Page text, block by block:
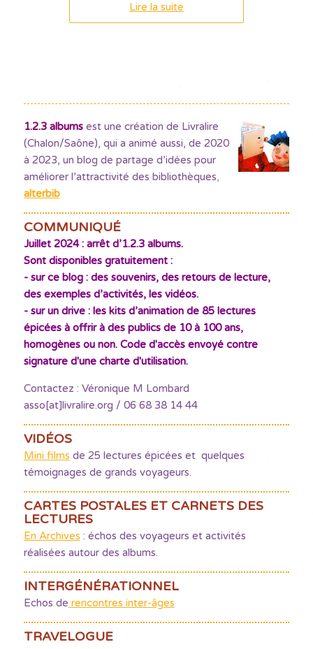
Lire la suite
1.2.3 albumsest une création de Livralire
(Chalon/Saône), qui a animé aussi, de 2020
à 2023, un blog de partage d’idées pour
améliorer l’attractivité des bibliothèques,
alterbib
COMMUNIQUÉ
Juillet 2024 : arrêt d’1.2.3 albums.
Sont disponibles gratuitement :
- sur ce blog : des souvenirs, des retours de lecture,
des exemples d’activités, les vidéos.
- sur un drive : les kits d’animation de 85 lectures
épicées à offrir à des publics de 10 à 100 ans,
homogènes ou non. Code d'accès envoyé contre
signature d'une charte d'utilisation.
Contactez : Véronique M Lombard
asso[at]livralire.org / 06 68 38 14 44
VIDÉOS
Mini films de 25 lectures épicées et quelques
témoignages de grands voyageurs.
CARTES POSTALES ET CARNETS DES
LECTURES
En Archives : échos des voyageurs et activités
réalisées autour des albums.
INTERGÉNÉRATIONNEL
Echos de rencontres inter-âges
TRAVELOGUE